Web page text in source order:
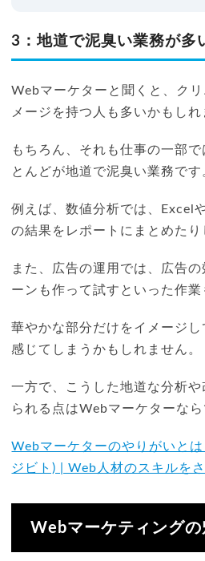
3：地道で泥臭い業務が多
Webマーケターと聞くと、ク
メージを持つ人も多いかもしれ
もちろん、それも仕事の一部で
とんどが地道で泥臭い業務です
例えば、数値分析では、Excel
の結果をレポートにまとめたり
また、広告の運用では、広告
ーンも作って試すといった作業
華やかな部分だけをイメージ
感じてしまうかもしれません。
一方で、こうした地道な分析
られる点はWebマーケターな
Webマーケターのやりがいと
ジビト) | Web人材のスキルを
Webマーケティングの